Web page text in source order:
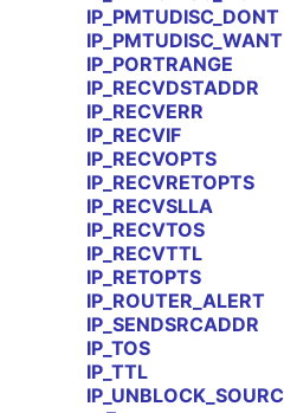
IP_PMTUDISC_DONT
IP_PMTUDISC_WANT
IP_PORTRANGE
IP_RECVDSTADDR
IP_RECVERR
IP_RECVIF
IP_RECVOPTS
IP_RECVRETOPTS
IP_RECVSLLA
IP_RECVTOS
IP_RECVTTL
IP_RETOPTS
IP_ROUTER_ALERT
IP_SENDSRCADDR
IP_TOS
IP_TTL
IP_UNBLOCK_SOURC